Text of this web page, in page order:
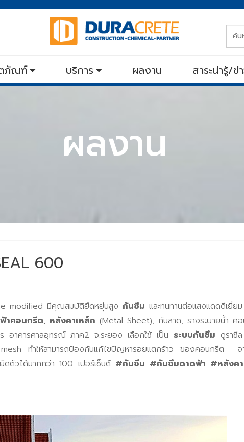
ภัณฑ์ บริการ ผลงาน สาระน่ารู้/ข่
ผลงาน
600
modified มีคุณสมบัติยืดหยุ่นสูง กันซึม และทนทานต่อแสงแดดดีเยี่ยม
าคอนกรีต, หลังคาเหล็ก (Metal Sheet), กันสาด, รางระบายน้ำ ค
อาคารศาลอุทรณ์ ภาค2 จ.ระยอง เลือกใช้ เป็น ระบบกันซึม ดูราซี
ทำให้สามารถป้องกันแก้ไขปัญหารอยแตกร้าว ของคอนกรีต จ
ดตัวได้มากกว่า 100 เปอร์เซ็นต์ #กันซึม #กันซึมดาดฟ้า #หลังคา